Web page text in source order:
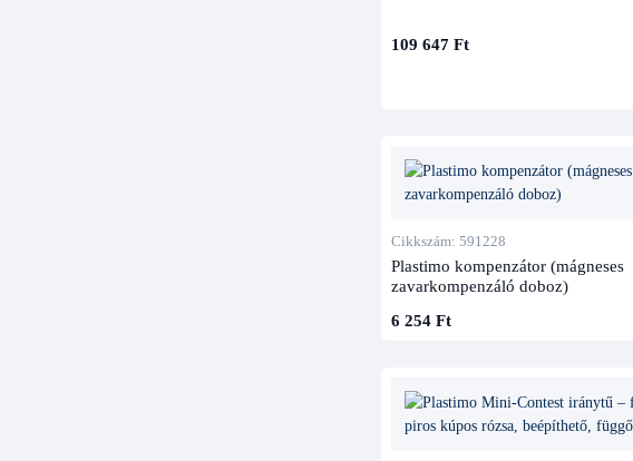
109 647 Ft
Cikkszám: 591228
Plastimo kompenzátor (mágneses
zavarkompenzáló doboz)
6 254 Ft